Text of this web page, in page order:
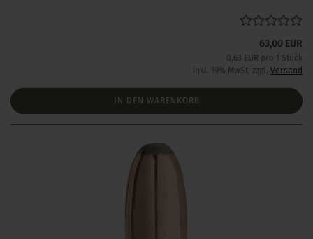
63,00 EUR
0,63 EUR pro 1 Stück
inkl. 19% MwSt. zzgl. Versand
IN DEN WARENKORB